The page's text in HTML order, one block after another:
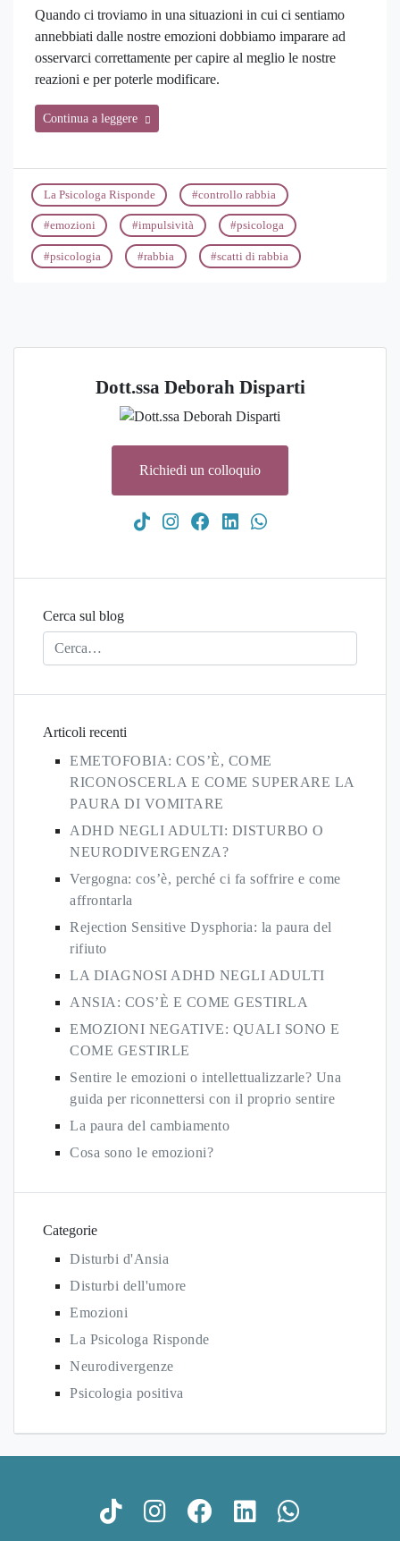
Quando ci troviamo in una situazioni in cui ci sentiamo
annebbiati dalle nostre emozioni dobbiamo imparare ad
osservarci correttamente per capire al meglio le nostre
reazioni e per poterle modificare.
Continua a leggere
La Psicologa Risponde #controllo rabbia
#emozioni #impulsività #psicologa
#psicologia #rabbia #scatti di rabbia
Dott.ssa Deborah Disparti
Richiedi un colloquio
Cerca sul blog
Articoli recenti
EMETOFOBIA: COS’È, COME
RICONOSCERLA E COME SUPERARE LA
PAURA DI VOMITARE
ADHD NEGLI ADULTI: DISTURBO O
NEURODIVERGENZA?
Vergogna: cos’è, perché ci fa soffrire e come
affrontarla
Rejection Sensitive Dysphoria: la paura del
rifiuto
LA DIAGNOSI ADHD NEGLI ADULTI
ANSIA: COS’È E COME GESTIRLA
EMOZIONI NEGATIVE: QUALI SONO E
COME GESTIRLE
Sentire le emozioni o intellettualizzarle? Una
guida per riconnettersi con il proprio sentire
La paura del cambiamento
Cosa sono le emozioni?
Categorie
Disturbi d'Ansia
Disturbi dell'umore
Emozioni
La Psicologa Risponde
Neurodivergenze
Psicologia positiva